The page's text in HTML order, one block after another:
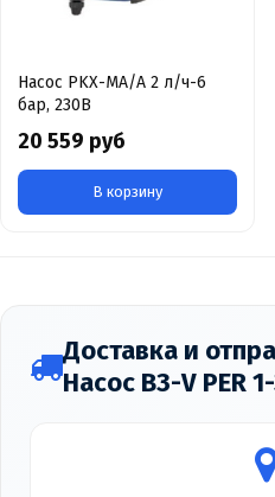
Насос PKX-MA/A 2 л/ч-6
бар, 230В
20 559 руб
В корзину
Доставка и
Насос B3-V PER